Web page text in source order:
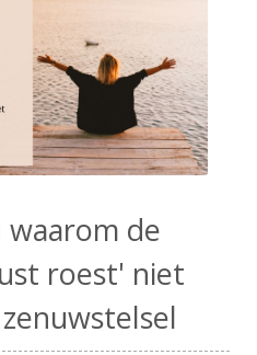
waarom de
roest' niet